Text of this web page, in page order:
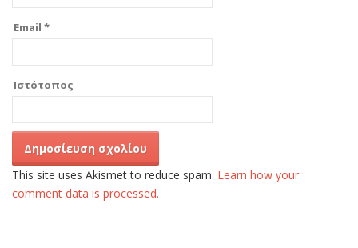
Email *
Ιστότοπος
This site uses Akismet to reduce spam. Learn how your
comment data is processed.